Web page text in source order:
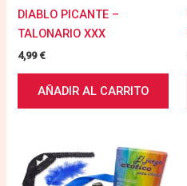
DIABLO PICANTE –
TALONARIO XXX
4,99€
AÑADIR AL CARRITO